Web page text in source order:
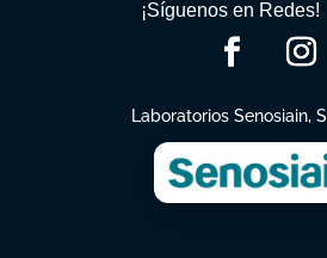
¡Síguenos en Redes!
Laboratorios Senosiain,